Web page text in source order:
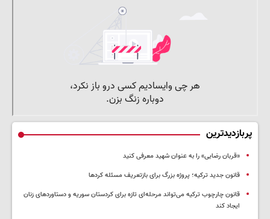
پربازدیدترین
«قربان رضایی» را به عنوان شهید معرفی کنید
قانون جدید ترکیه؛ پروژه بزرگ‌ برای بازتعریف مسئله کردها
قانون چارچوب ترکیه می‌تواند مرحله‌ای تازه برای کردستان سوریه و دستاوردهای زنان
ایجاد کند